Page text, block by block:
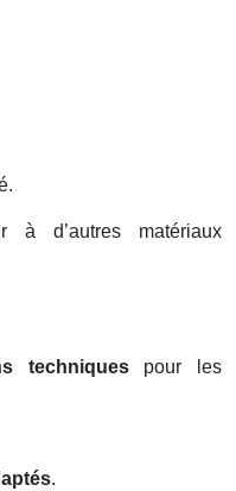
à d’autres matériaux
techniquespour les
.